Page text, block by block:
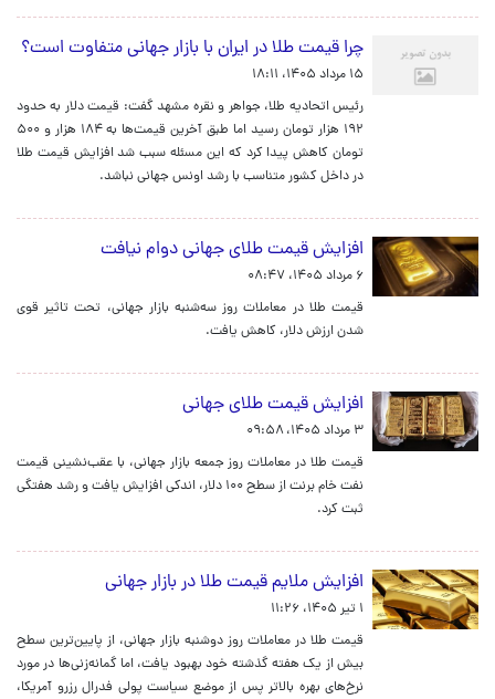
چرا قیمت طلا در ایران با بازار جهانی متفاوت است؟
۱۵ مرداد ۱۴۰۵، ۱۸:۱۱
رئیس اتحادیه طلا، جواهر و نقره مشهد گفت: قیمت دلار به حدود
۱۹۲ هزار تومان رسید اما طبق آخرین قیمت‌ها به ۱۸۴ هزار و ۵۰۰
تومان کاهش پیدا کرد که این مسئله سبب شد افزایش قیمت طلا
در داخل کشور متناسب با رشد اونس جهانی نباشد.
افزایش قیمت طلای جهانی دوام نیافت
۶ مرداد ۱۴۰۵، ۰۸:۴۷
قیمت طلا در معاملات روز سه‌شنبه بازار جهانی، تحت تاثیر قوی
شدن ارزش دلار، کاهش یافت.
افزایش قیمت طلای جهانی
۳ مرداد ۱۴۰۵، ۰۹:۵۸
قیمت طلا در معاملات روز جمعه بازار جهانی، با عقب‌نشینی قیمت
نفت خام برنت از سطح ۱۰۰ دلار، اندکی افزایش یافت و رشد هفتگی
ثبت کرد.
افزایش ملایم قیمت طلا در بازار جهانی
۱ تیر ۱۴۰۵، ۱۱:۲۶
قیمت طلا در معاملات روز دوشنبه بازار جهانی، از پایین‌ترین سطح
بیش از یک هفته گذشته خود بهبود یافت، اما گمانه‌زنی‌ها در مورد
نرخ‌های بهره بالاتر پس از موضع سیاست پولی فدرال رزرو آمریکا،